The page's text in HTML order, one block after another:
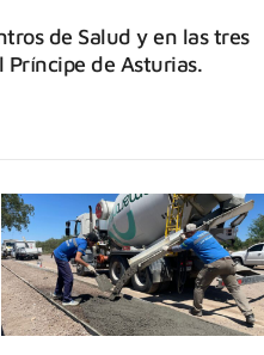
de Salud y en las tres
Príncipe de Asturias.